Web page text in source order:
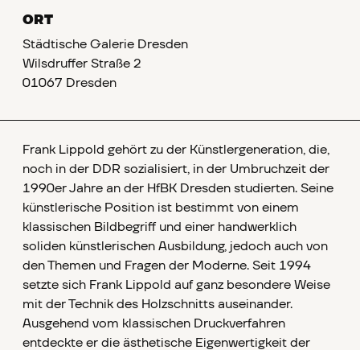
ORT
Städtische Galerie Dresden
Wilsdruffer Straße 2
01067 Dresden
Frank Lippold gehört zu der Künstlergeneration, die,
noch in der DDR sozialisiert, in der Umbruchzeit der
1990er Jahre an der HfBK Dresden studierten. Seine
künstlerische Position ist bestimmt von einem
klassischen Bildbegriff und einer handwerklich
soliden künstlerischen Ausbildung, jedoch auch von
den Themen und Fragen der Moderne. Seit 1994
setzte sich Frank Lippold auf ganz besondere Weise
mit der Technik des Holzschnitts auseinander.
Ausgehend vom klassischen Druckverfahren
entdeckte er die ästhetische Eigenwertigkeit der